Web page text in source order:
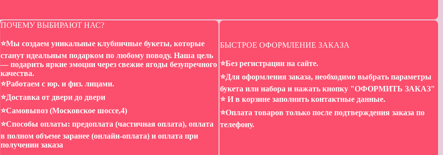
ПОЧЕМУ ВЫБИРАЮТ НАС?
⭐️Мы создаем уникальные клубничные букеты, которые
станут идеальным подарком по любому поводу. Наша цель
— подарить яркие эмоции через свежие ягоды безупречного
качества.
⭐️Работаем с юр. и физ. лицами.
⭐️Доставка от двери до двери
⭐️Самовывоз (Московское шоссе,4)
⭐️Способы оплаты: предоплата (частичная оплата), оплата
в полном объеме заранее (онлайн-оплата) и оплата при
получении заказа
БЫСТРОЕ ОФОРМЛЕНИЕ ЗАКАЗА
⭐️Без регистрации на сайте.
⭐️Для оформления заказа, необходимо выбрать параметры
букета или набора и нажать кнопку "ОФОРМИТЬ ЗАКАЗ"
⭐️ И в корзине заполнить контактные данные.
⭐️Оплата товаров только после подтверждения заказа по
телефону.